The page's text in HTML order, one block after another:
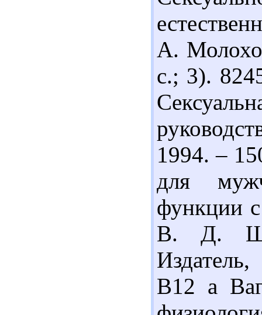
А.
с.; 3).
1994. –
для
функции
В. Д.
В12 а